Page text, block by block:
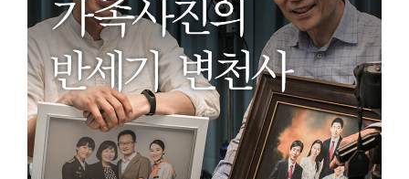
민속이야기
민속 인사이드